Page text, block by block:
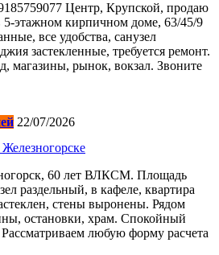
Центр, Крупской, продаю
5-этажном кирпичном доме, 63/45/9
все удобства, санузел
застекленные, требуется ремонт.
магазины, рынок, вокзал. Звоните
22/07/2026
60 лет ВЛКСМ. Площадь
раздельный, в кафеле, квартира
стены выронены. Рядом
остановки, храм. Спокойный
любую форму расчета